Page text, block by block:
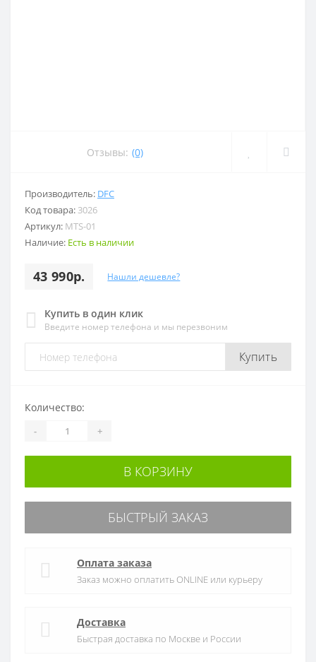
Отзывы: (0)
Производитель: DFC
Код товара: 3026
Артикул: MTS-01
Наличие: Есть в наличии
43 990р. Нашли дешевле?
Купить в один клик
Введите номер телефона и мы перезвоним
Купить
Количество:
- +
В КОРЗИНУ
БЫСТРЫЙ ЗАКАЗ
Оплата заказа
Заказ можно оплатить ONLINE или курьеру
Доставка
Быстрая доставка по Москве и России